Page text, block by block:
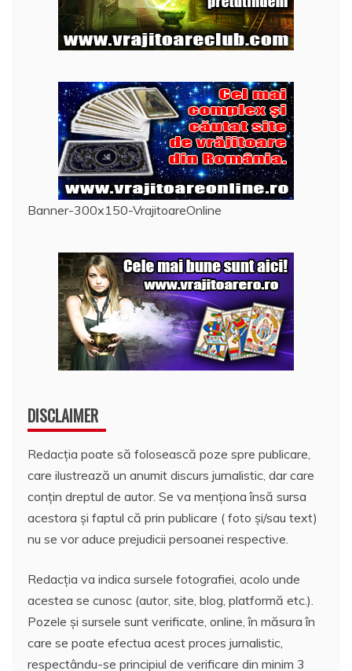
Banner-300x150-VrajitoareOnline
DISCLAIMER
Redacția poate să folosească poze spre publicare,
care ilustrează un anumit discurs jurnalistic, dar care
conțin dreptul de autor. Se va menționa însă sursa
acestora și faptul că prin publicare ( foto și/sau text)
nu se vor aduce prejudicii persoanei respective.
Redacția va indica sursele fotografiei, acolo unde
acestea se cunosc (autor, site, blog, platformă etc.).
Pozele și sursele sunt verificate, online, în măsura în
care se poate efectua acest proces jurnalistic,
respectându-se principiul de verificare din minim 3